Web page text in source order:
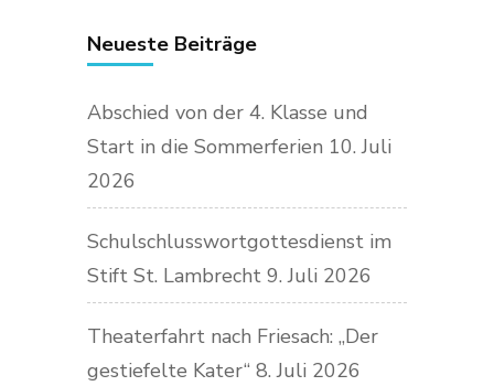
Neueste Beiträge
Abschied von der 4. Klasse und
Start in die Sommerferien 10. Juli
2026
Schulschlusswortgottesdienst im
Stift St. Lambrecht 9. Juli 2026
Theaterfahrt nach Friesach: „Der
gestiefelte Kater“ 8. Juli 2026